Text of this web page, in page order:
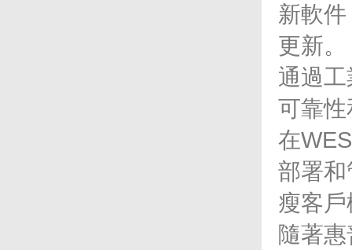
新軟件
更新。
通過
可靠
在
部署
瘦客
隨著